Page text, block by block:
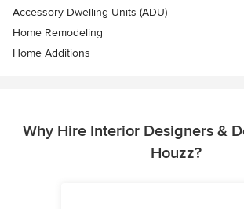
Accessory Dwelling Units (ADU)
Home Remodeling
Home Additions
Why Hire Interior Designers &
Houzz?